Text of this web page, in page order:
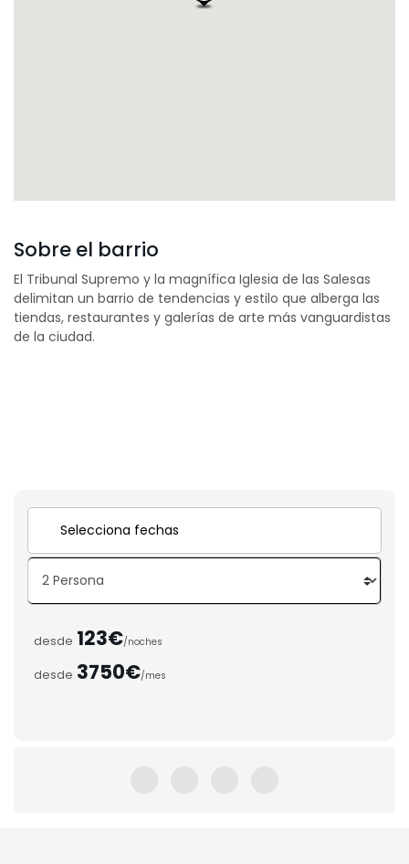
Sobre el barrio
El Tribunal Supremo y la magnífica Iglesia de las Salesas
delimitan un barrio de tendencias y estilo que alberga las
tiendas, restaurantes y galerías de arte más vanguardistas
de la ciudad.
desde 123€/noches
desde 3750€/mes